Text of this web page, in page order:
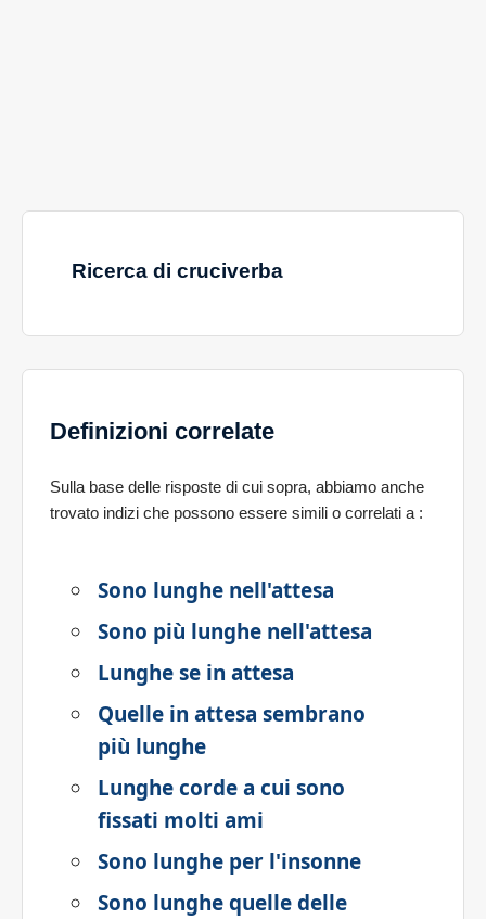
Ricerca di cruciverba
Definizioni correlate
Sulla base delle risposte di cui sopra, abbiamo anche
trovato indizi che possono essere simili o correlati a :
Sono lunghe nell'attesa
Sono più lunghe nell'attesa
Lunghe se in attesa
Quelle in attesa sembrano
più lunghe
Lunghe corde a cui sono
fissati molti ami
Sono lunghe per l'insonne
Sono lunghe quelle delle